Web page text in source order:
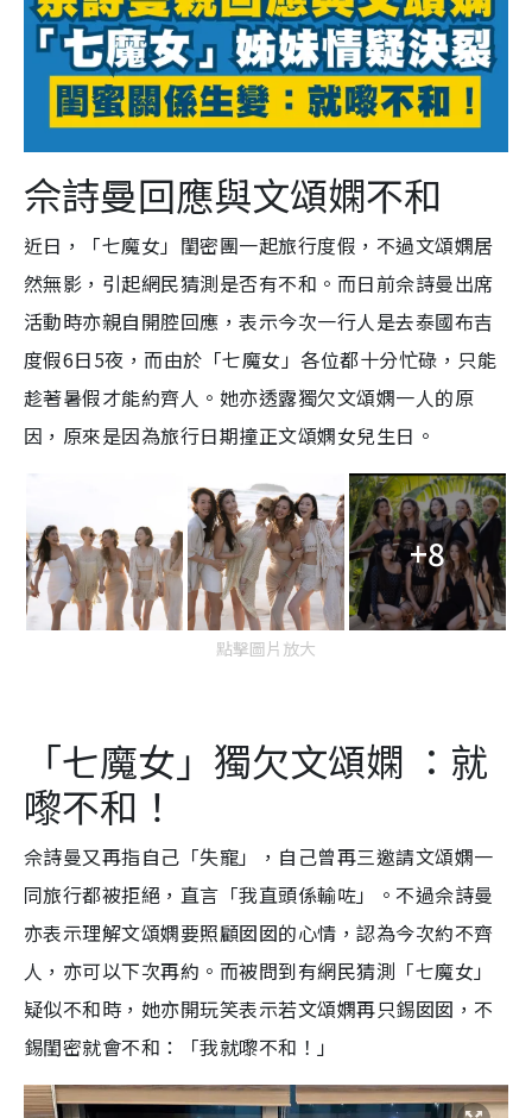
佘詩曼回應與文頌嫻不和
近日，「七魔女」閨密團一起旅行度假，不過文頌嫻居
然無影，引起網民猜測是否有不和。而日前佘詩曼出席
活動時亦親自開腔回應，表示今次一行人是去泰國布吉
度假6日5夜，而由於「七魔女」各位都十分忙碌，只能
趁著暑假才能約齊人。她亦透露獨欠文頌嫻一人的原
因，原來是因為旅行日期撞正文頌嫻女兒生日。
+8
點擊圖片放大
「七魔女」獨欠文頌嫻 ：就
嚟不和！
佘詩曼又再指自己「失寵」，自己曾再三邀請文頌嫻一
同旅行都被拒絕，直言「我直頭係輸咗」。不過佘詩曼
亦表示理解文頌嫻要照顧囡囡的心情，認為今次約不齊
人，亦可以下次再約。而被問到有網民猜測「七魔女」
疑似不和時，她亦開玩笑表示若文頌嫻再只錫囡囡，不
錫閨密就會不和：「我就嚟不和！」